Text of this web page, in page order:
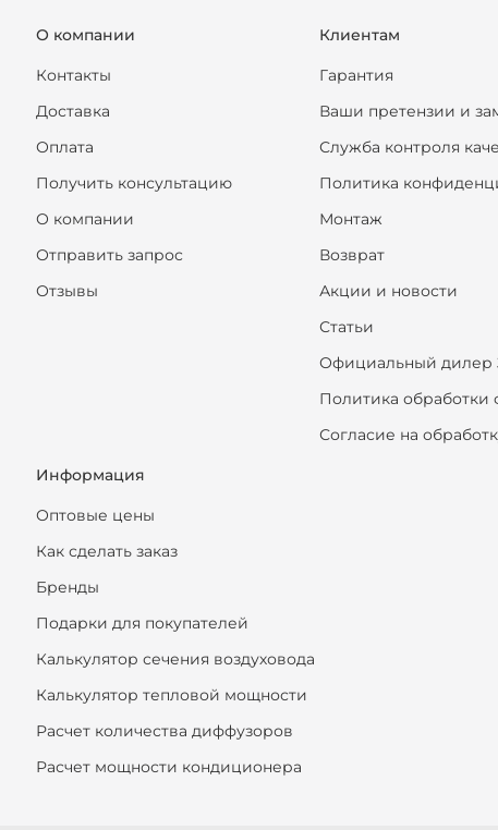
О компании
Контакты
Доставка
Оплата
Получить консультацию
О компании
Отправить запрос
Отзывы
Клиентам
Гарантия
Ваши претензии и
Служба контроля
Политика
Монтаж
Возврат
Акции и новости
Статьи
Официальный дилер
Политика обработки
Согласие на
Информация
Оптовые цены
Как сделать заказ
Бренды
Подарки для покупателей
Калькулятор сечения воздуховода
Калькулятор тепловой мощности
Расчет количества диффузоров
Расчет мощности кондиционера